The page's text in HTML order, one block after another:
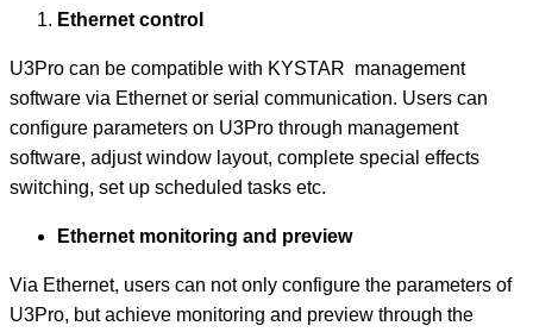
Ethernet control
U3Pro can be compatible with KYSTAR management
software via Ethernet or serial communication. Users can
configure parameters on U3Pro through management
software, adjust window layout, complete special effects
switching, set up scheduled tasks etc.
Ethernet monitoring and preview
Via Ethernet, users can not only configure the parameters of
U3Pro, but achieve monitoring and preview through the